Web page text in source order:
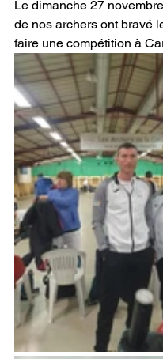
Le dimanche 27
de nos archers ont bravé
faire une compétition à